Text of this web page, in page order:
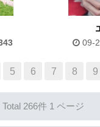
09-
5 6 7 8 9
Total 266件 1 ページ